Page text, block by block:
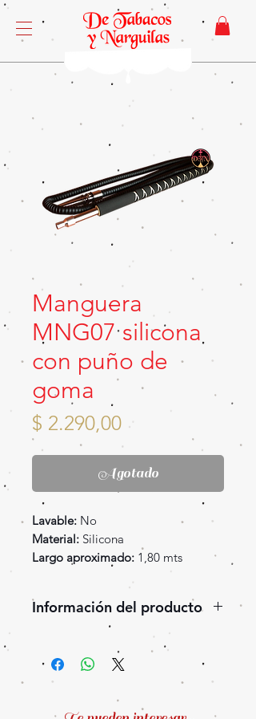
Manguera
MNG07 silicona
con puño de
goma
$ 2.290,00Precio
Agotado
Lavable: No
Material: Silicona
Largo aproximado: 1,80 mts
Información del producto
Manguera de silicona con
puño largo de goma y boquilla
de metal. Muy cómoda, especial
para cualquier tamaño de
narguila ya que es una manguera